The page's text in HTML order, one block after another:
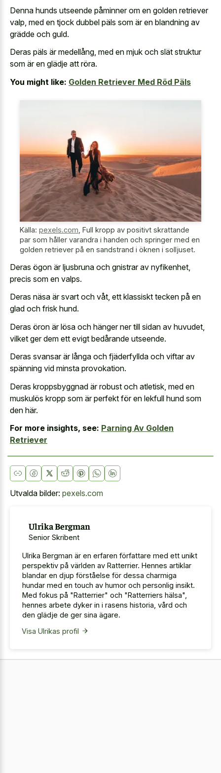
Denna hunds utseende påminner om en golden retriever
valp, med en tjock dubbel päls som är en blandning av
grädde och guld.
Deras päls är medellång, med en mjuk och slät struktur
som är en glädje att röra.
You might like: Golden Retriever Med Röd Päls
Källa: pexels.com Full kropp av positivt skrattande
par som håller varandra i handen och springer med en
golden retriever på en sandstrand i öknen i solljuset.
Deras ögon är ljusbruna och gnistrar av nyfikenhet,
precis som en valps.
Deras näsa är svart och våt, ett klassiskt tecken på en
glad och frisk hund.
Deras öron är lösa och hänger ner till sidan av huvudet,
vilket ger dem ett evigt bedårande utseende.
Deras svansar är långa och fjäderfyllda och viftar av
spänning vid minsta provokation.
Deras kroppsbyggnad är robust och atletisk, med en
muskulös kropp som är perfekt för en lekfull hund som
den här.
For more insights, see: Parning Av Golden
Retriever
Utvalda bilder: pexels.com
Ulrika Bergman
Senior Skribent
Ulrika Bergman är en erfaren författare med ett unikt
perspektiv på världen av Ratterrier. Hennes artiklar
blandar en djup förståelse för dessa charmiga
hundar med en touch av humor och personlig insikt.
Med fokus på "Ratterrier" och "Ratterriers hälsa",
hennes arbete dyker in i rasens historia, vård och
den glädje de ger sina ägare.
Visa Ulrikas profil